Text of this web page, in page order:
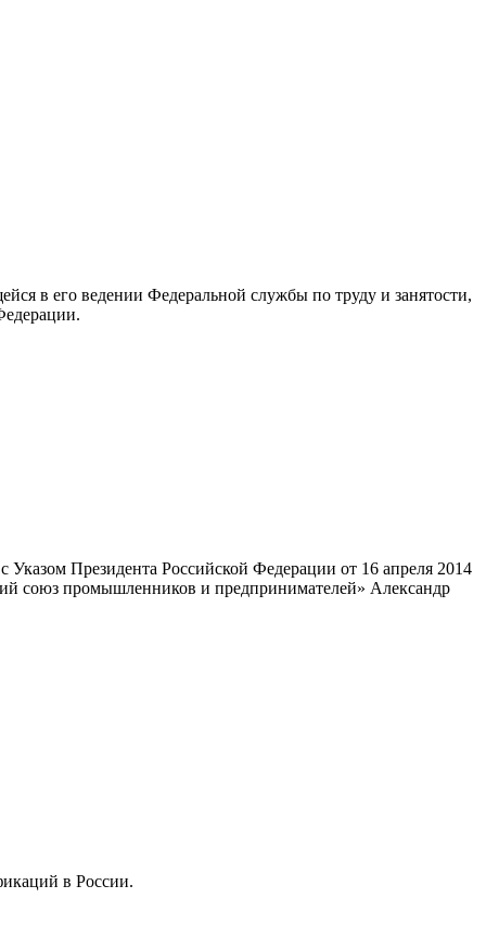
в его ведении Федеральной службы по труду и занятости,
Президента Российской Федерации от 16 апреля 2014
союз промышленников и предпринимателей» Александр
в России.